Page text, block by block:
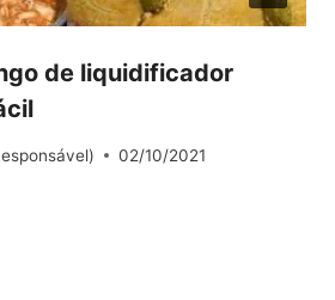
de liquidificador
02/10/2021